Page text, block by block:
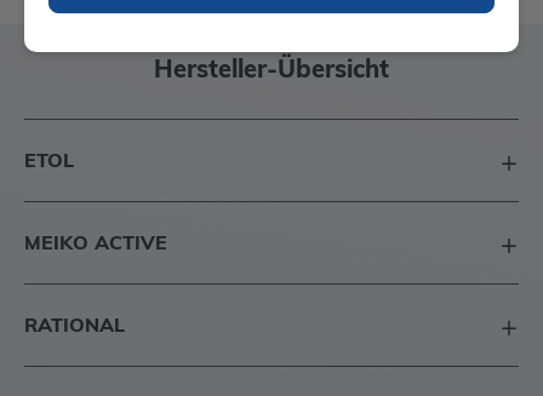
Hersteller-Übersicht
ETOL
MEIKO ACTIVE
RATIONAL